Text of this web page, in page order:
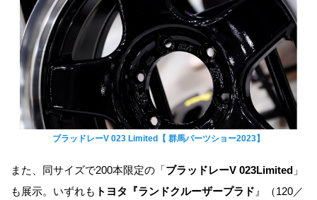
ブラッドレーV 023 Limited【 群馬パーツショー2023】
また、同サイズで200本限定の「ブラッドレーV 023Limited 」
も展示。いずれも トヨタ『ランドクルーザープラド 』（120／